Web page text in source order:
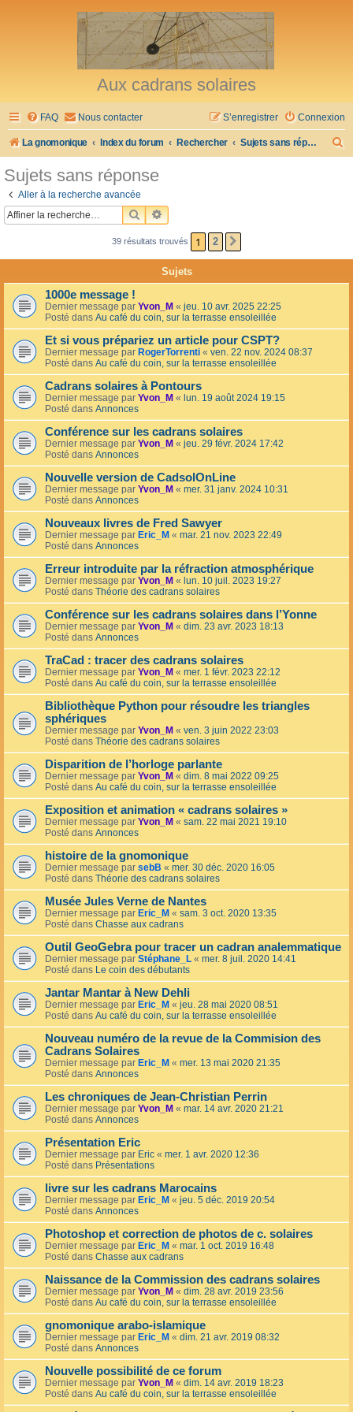
Aux cadrans solaires
FAQ Nous contacter Connexion
S’enregistrer
La gnomonique Index du forum Rechercher Sujets sans réponse
h
r
Sujets sans réponse
Aller à la recherche avancée
RECHERCHER
RECHERCHE AVANCÉE
39 résultats trouvés 1 2
Sujets
1000e message !
Dernier message par Yvon_M « jeu. 10 avr. 2025 22:25
Posté dans Au café du coin, sur la terrasse ensoleillée
Et si vous prépariez un article pour CSPT?
Dernier message par RogerTorrenti « ven. 22 nov. 2024 08:37
Posté dans Au café du coin, sur la terrasse ensoleillée
Cadrans solaires à Pontours
Dernier message par Yvon_M « lun. 19 août 2024 19:15
Posté dans Annonces
Conférence sur les cadrans solaires
Dernier message par Yvon_M « jeu. 29 févr. 2024 17:42
Posté dans Annonces
Nouvelle version de CadsolOnLine
Dernier message par Yvon_M « mer. 31 janv. 2024 10:31
Posté dans Annonces
Nouveaux livres de Fred Sawyer
Dernier message par Eric_M « mar. 21 nov. 2023 22:49
Posté dans Annonces
Erreur introduite par la réfraction atmosphérique
Dernier message par Yvon_M « lun. 10 juil. 2023 19:27
Posté dans Théorie des cadrans solaires
Conférence sur les cadrans solaires dans l’Yonne
Dernier message par Yvon_M « dim. 23 avr. 2023 18:13
Posté dans Annonces
TraCad : tracer des cadrans solaires
Dernier message par Yvon_M « mer. 1 févr. 2023 22:12
Posté dans Au café du coin, sur la terrasse ensoleillée
Bibliothèque Python pour résoudre les triangles
sphériques
Dernier message par Yvon_M « ven. 3 juin 2022 23:03
Posté dans Théorie des cadrans solaires
Disparition de l’horloge parlante
Dernier message par Yvon_M « dim. 8 mai 2022 09:25
Posté dans Au café du coin, sur la terrasse ensoleillée
Exposition et animation « cadrans solaires »
Dernier message par Yvon_M « sam. 22 mai 2021 19:10
Posté dans Annonces
histoire de la gnomonique
Dernier message par sebB « mer. 30 déc. 2020 16:05
Posté dans Théorie des cadrans solaires
Musée Jules Verne de Nantes
Dernier message par Eric_M « sam. 3 oct. 2020 13:35
Posté dans Chasse aux cadrans
Outil GeoGebra pour tracer un cadran analemmatique
Dernier message par Stéphane_L « mer. 8 juil. 2020 14:41
Posté dans Le coin des débutants
Jantar Mantar à New Dehli
Dernier message par Eric_M « jeu. 28 mai 2020 08:51
Posté dans Au café du coin, sur la terrasse ensoleillée
Nouveau numéro de la revue de la Commision des
Cadrans Solaires
Dernier message par Eric_M « mer. 13 mai 2020 21:35
Posté dans Annonces
Les chroniques de Jean-Christian Perrin
Dernier message par Yvon_M « mar. 14 avr. 2020 21:21
Posté dans Annonces
Présentation Eric
Dernier message par Eric « mer. 1 avr. 2020 12:36
Posté dans Présentations
livre sur les cadrans Marocains
Dernier message par Eric_M « jeu. 5 déc. 2019 20:54
Posté dans Annonces
Photoshop et correction de photos de c. solaires
Dernier message par Eric_M « mar. 1 oct. 2019 16:48
Posté dans Chasse aux cadrans
Naissance de la Commission des cadrans solaires
Dernier message par Yvon_M « dim. 28 avr. 2019 23:56
Posté dans Au café du coin, sur la terrasse ensoleillée
gnomonique arabo-islamique
Dernier message par Eric_M « dim. 21 avr. 2019 08:32
Posté dans Annonces
Nouvelle possibilité de ce forum
Dernier message par Yvon_M « dim. 14 avr. 2019 18:23
Posté dans Au café du coin, sur la terrasse ensoleillée